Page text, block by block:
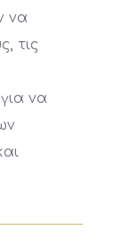
να
τις
να